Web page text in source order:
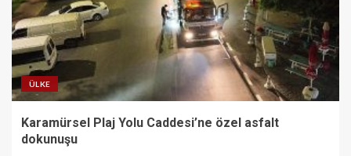
ÜLKE
Karamürsel Plaj Yolu Caddesi’ne özel asfalt
dokunuşu